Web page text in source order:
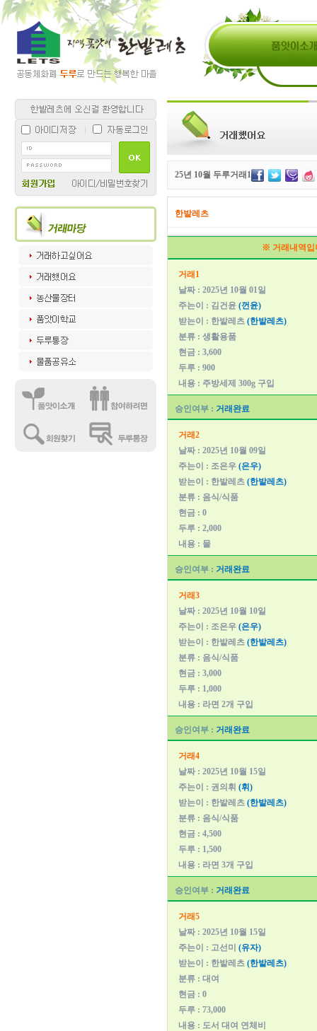
25년 10월 두루거래1
한밭레츠
※ 거래내역입
거래1
날짜 : 2025년 10월 01일
주는이 : 김건윤 (껀윤)
받는이 : 한밭레츠 (한밭레츠)
분류 : 생활용품
현금 : 3,600
두루 : 900
내용 : 주방세제 300g 구입
승인여부 : 거래완료
거래2
날짜 : 2025년 10월 09일
주는이 : 조은우 (은우)
받는이 : 한밭레츠 (한밭레츠)
분류 : 음식/식품
현금 : 0
두루 : 2,000
내용 : 물
승인여부 : 거래완료
거래3
날짜 : 2025년 10월 10일
주는이 : 조은우 (은우)
받는이 : 한밭레츠 (한밭레츠)
분류 : 음식/식품
현금 : 3,000
두루 : 1,000
내용 : 라면 2개 구입
승인여부 : 거래완료
거래4
날짜 : 2025년 10월 15일
주는이 : 권의휘 (휘)
받는이 : 한밭레츠 (한밭레츠)
분류 : 음식/식품
현금 : 4,500
두루 : 1,500
내용 : 라면 3개 구입
승인여부 : 거래완료
거래5
날짜 : 2025년 10월 15일
주는이 : 고선미 (유자)
받는이 : 한밭레츠 (한밭레츠)
분류 : 대여
현금 : 0
두루 : 73,000
내용 : 도서 대여 연체비